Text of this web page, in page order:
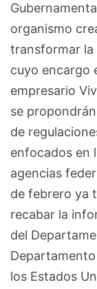
organismo
transformar la
cuyo encargo
empresario
se
de
enfocados en
agencias
de febrero ya
recabar la
del
los Estados